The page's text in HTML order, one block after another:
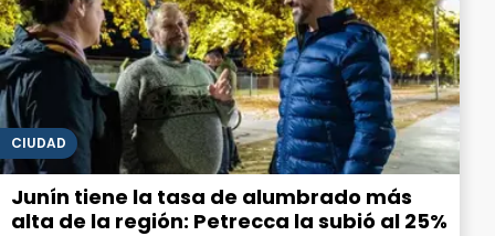
CIUDAD
Junín tiene la tasa de alumbrado más
alta de la región: Petrecca la subió al 25%